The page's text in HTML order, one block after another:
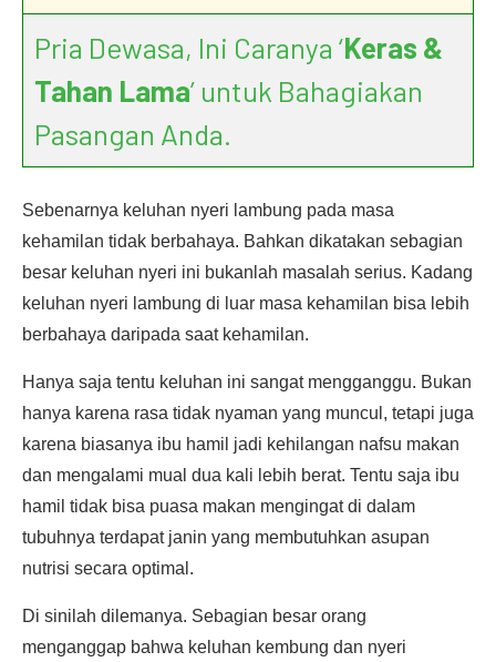
Pria Dewasa, Ini Caranya ‘Keras &
Tahan Lama’ untuk Bahagiakan
Pasangan Anda.
Sebenarnya keluhan nyeri lambung pada masa
kehamilan tidak berbahaya. Bahkan dikatakan sebagian
besar keluhan nyeri ini bukanlah masalah serius. Kadang
keluhan nyeri lambung di luar masa kehamilan bisa lebih
berbahaya daripada saat kehamilan.
Hanya saja tentu keluhan ini sangat mengganggu. Bukan
hanya karena rasa tidak nyaman yang muncul, tetapi juga
karena biasanya ibu hamil jadi kehilangan nafsu makan
dan mengalami mual dua kali lebih berat. Tentu saja ibu
hamil tidak bisa puasa makan mengingat di dalam
tubuhnya terdapat janin yang membutuhkan asupan
nutrisi secara optimal.
Di sinilah dilemanya. Sebagian besar orang
menganggap bahwa keluhan kembung dan nyeri